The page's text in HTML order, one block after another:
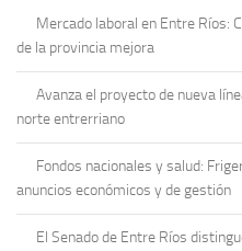
Mercado laboral en Entre Ríos:
de la provincia mejora
Avanza el proyecto de nueva
norte entrerriano
Fondos nacionales y salud:
anuncios económicos y de gestión
El Senado de Entre Ríos